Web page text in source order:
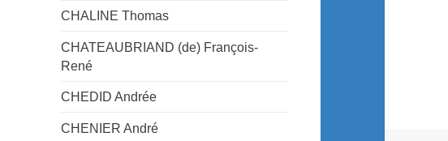
CHALINE Thomas
CHATEAUBRIAND (de) François-
René
CHEDID Andrée
CHENIER André